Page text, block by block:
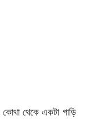
কোথা থেকে একটা গাড়ি